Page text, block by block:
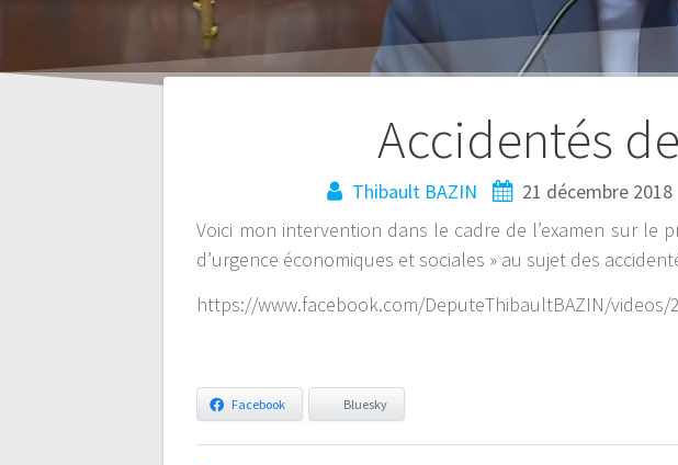
Accidentés
Thibault BAZIN 21 décembre 2018
Voici mon intervention dans le cadre de l’examen sur le
d’urgence économiques et sociales » au sujet des
https://www.facebook.com/DeputeThibaultBAZIN/videos/
Facebook Bluesky
Navigation